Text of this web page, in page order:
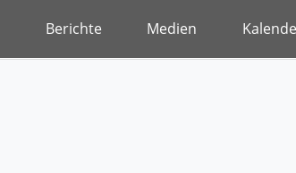
Berichte Medien